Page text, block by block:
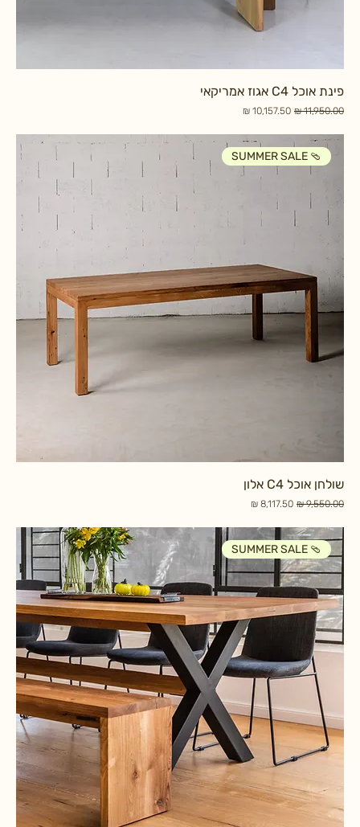
פינת אוכל C4 אגוז אמריקאי
מחיר רגיל מחיר מבצע
SUMMER SALE 🩴
שולחן אוכל C4 אלון
מחיר רגיל מחיר מבצע
SUMMER SALE 🩴